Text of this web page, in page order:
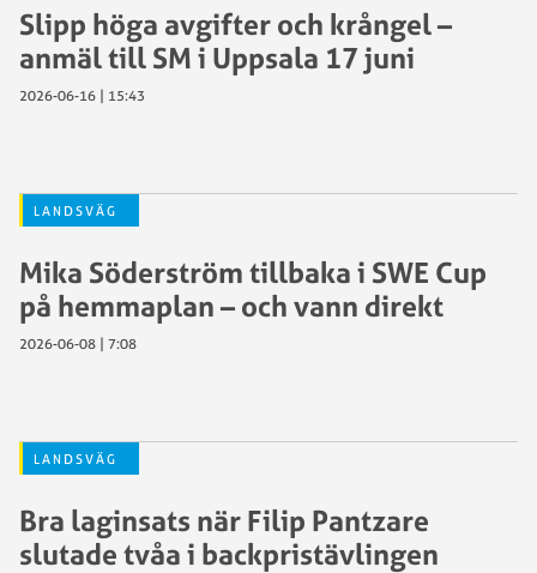
Slipp höga avgifter och krångel –
anmäl till SM i Uppsala 17 juni
2026-06-16 | 15:43
LANDSVÄG
Mika Söderström tillbaka i SWE Cup
på hemmaplan – och vann direkt
2026-06-08 | 7:08
LANDSVÄG
Bra laginsats när Filip Pantzare
slutade tvåa i backpristävlingen